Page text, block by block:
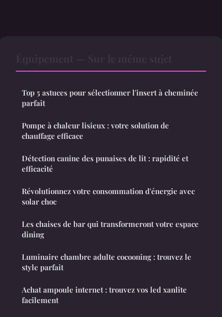
Top 5 astuces pour sélectionner l'insert à cheminée
parfait
Pompe à chaleur lisieux : votre solution de
chauffage efficace
Détection canine des punaises de lit : rapidité et
efficacité
Révolutionnez votre consommation d'énergie avec
solar choc
Les chaises de bar qui transformeront votre espace
dining
Luminaire chambre adulte cocooning : trouvez le
style parfait
Achat ampoule internet : trouvez vos led xanlite
facilement